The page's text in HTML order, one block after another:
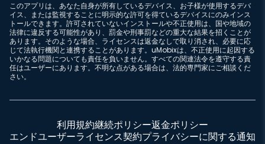
このアプリは、あなた自身が所有しているデバイス、お子様が使用するデバ
イス、または監視することに明示的な許可を得ているデバイスにのみインス
トールできます。許可されていないインストールや不正使用は、国や地域の
法律に違反する可能性があり、罰金や刑事罰などの重大な結果を招くことが
あります。そのような場合、ライセンスは返金なしで取り消され、必要に応
じて法執行機関と連携することがあります。uMobixは、不正使用に起因する
いかなる問題についても責任を負いません。すべての関連法令を遵守する責
任はユーザーにあります。不明な点がある場合は、法的専門家にご相談くだ
さい。
利用規約継続ポリシー返金ポリシー
エンドユーザーライセンス契約プライバシーに関する通知